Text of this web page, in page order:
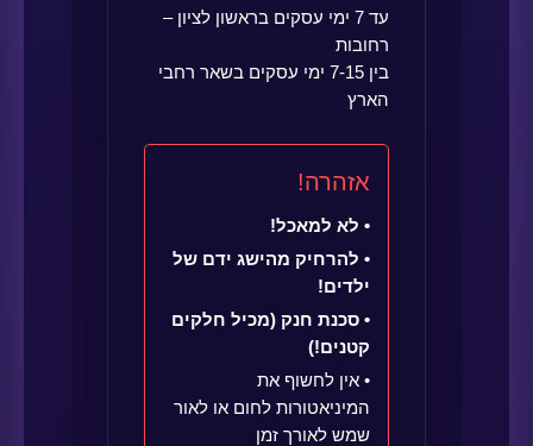
עד 7 ימי עסקים בראשון לציון –
רחובות
בין 7-15 ימי עסקים בשאר רחבי
הארץ
אזהרה!
• לא למאכל!
• להרחיק מהישג ידם של
ילדים!
• סכנת חנק (מכיל חלקים
קטנים!)
• אין לחשוף את
המיניאטורות לחום או לאור
שמש לאורך זמן